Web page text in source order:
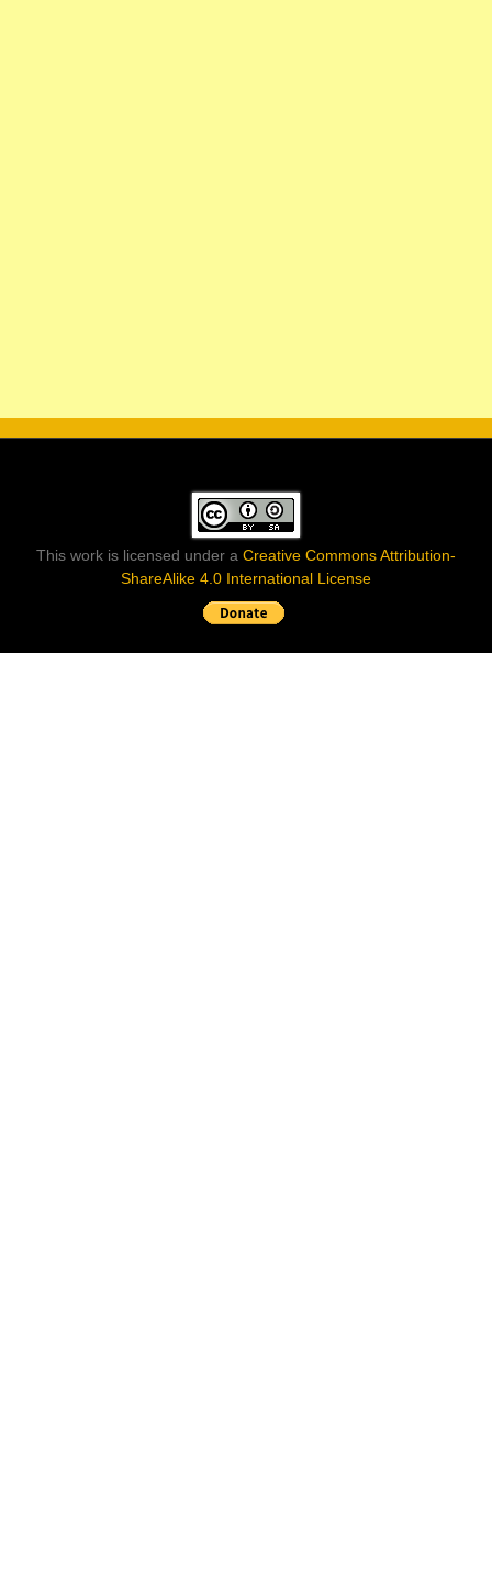
This work is licensed under a Creative Commons Attribution-
ShareAlike 4.0 International License